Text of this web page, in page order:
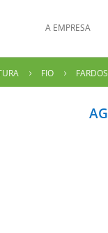
A EMPRESA
5 FIO 5